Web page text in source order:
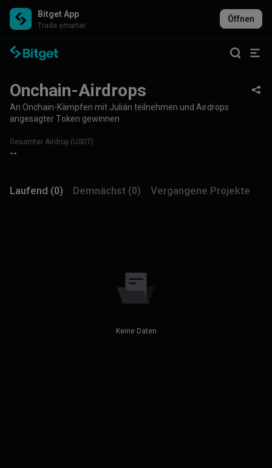
Bitget App
Trade smarter
Öffnen
Onchain-Airdrops
An Onchain-Kämpfen mit Julián teilnehmen und Airdrops
angesagter Token gewinnen
Gesamter Airdrop (USDT)
--
Laufend (0) Demnächst (0) Vergangene Projekte
Keine Daten